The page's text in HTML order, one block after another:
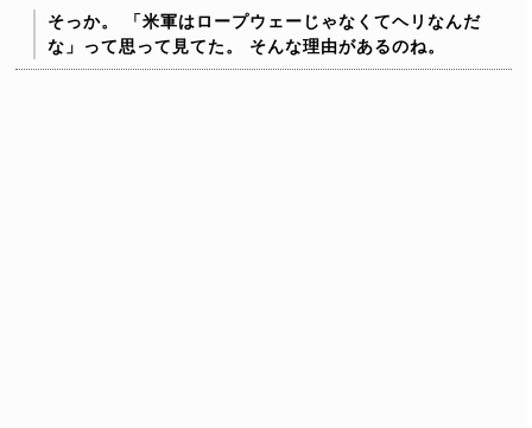
そっか。
「米軍はロープウェーじゃなくてヘリなんだ
な」って思って見てた。
そんな理由があるのね。